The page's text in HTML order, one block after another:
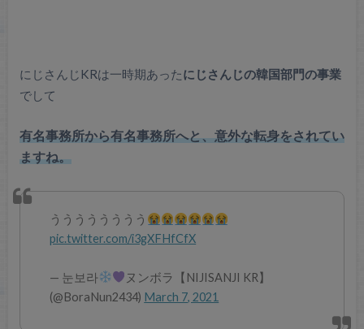
にじさんじKRは一時期あったにじさんじの韓国部門の事業
でして
有名事務所から有名事務所へと、意外な転身をされてい
ますね。
うううううううう
pic.twitter.com/i3gXFHfCfX
— 눈보라
ヌンボラ【NIJISANJI KR】
(@BoraNun2434) March 7, 2021